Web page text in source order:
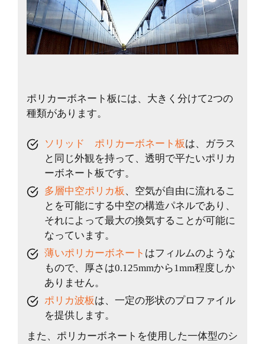
ポリカーボネート板には、大きく分けて2つの
種類があります。
ソリッド ポリカーボネート板は、ガラス
と同じ外観を持って、透明で平たいポリカ
ーボネート板です。
多層中空ポリカ板 、空気が自由に流れるこ
とを可能にする中空の構造パネルであり、
それによって最大の換気することが可能に
なっています。
薄いポリカーボネート はフィルムのような
もので、厚さは0.125mmから1mm程度しか
ありません。
ポリカ波板は、一定の形状のプロファイル
を提供します。
また、ポリカーボネートを使用した一体型のシ